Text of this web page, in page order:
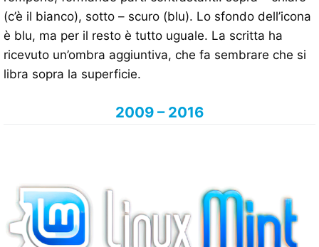
(c’è il bianco), sotto – scuro (blu). Lo sfondo dell’icona
è blu, ma per il resto è tutto uguale. La scritta ha
ricevuto un’ombra aggiuntiva, che fa sembrare che si
libra sopra la superficie.
2009 – 2016